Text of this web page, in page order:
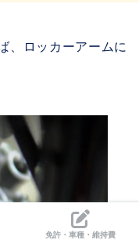
、ロッカーアームに
免許・車種・維持費